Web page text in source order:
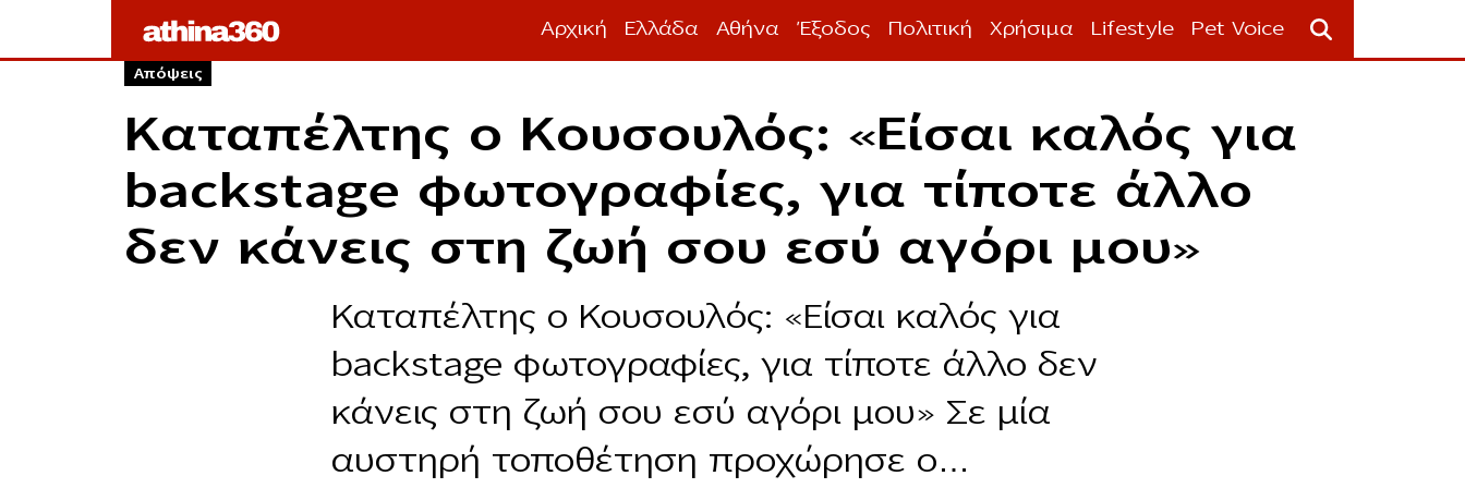
Αρχική Ελλάδα Αθήνα Έξοδος Πολιτική Χρήσιμα Lifestyle Pet Voice
Απόψεις
Καταπέλτης ο Κουσουλός: «Είσαι καλός για
backstage φωτογραφίες, για τίποτε άλλο
δεν κάνεις στη ζωή σου εσύ αγόρι μου»
Καταπέλτης ο Κουσουλός: «Είσαι καλός για
backstage φωτογραφίες, για τίποτε άλλο δεν
κάνεις στη ζωή σου εσύ αγόρι μου» Σε μία
αυστηρή τοποθέτηση προχώρησε ο…